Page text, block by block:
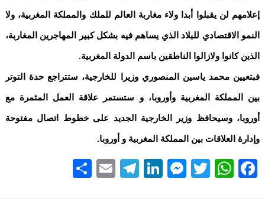
إعلامهم لن يقبلوا أبدا ولاء مغاربة العالم للملك والمملكة المغربية، ولا
النمو الاقتصادي للبلاد الذي يساهم فيه بشكل كبير المهاجرين المغاربة،
الذين كانوا ولازالوا الناطقين باسم الدولة المغربية.
فبتعيين محمد ياسين المنصوري وزيرا للخارجية، ستتراجع حدة التوتر
بين المملكة المغربية وأوروبا، و ستستمر علاقة العمل المثمرة مع
أوروبا، وسيحافظ وزير الخارجية الجديد على خطوط اتصال مفتوحة
وإدارة العلاقات بين المملكة المغربية و أوروبا.
Facebook
WhatsApp
Twitter
Messenger
LinkedIn
Telegram
Email